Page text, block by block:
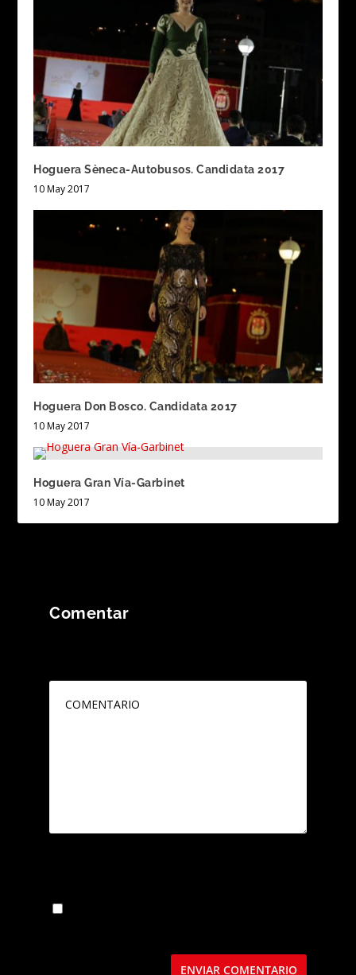
Hoguera Sèneca-Autobusos. Candidata 2017
10 May 2017
Hoguera Don Bosco. Candidata 2017
10 May 2017
Hoguera Gran Vía-Garbinet
10 May 2017
Comentar